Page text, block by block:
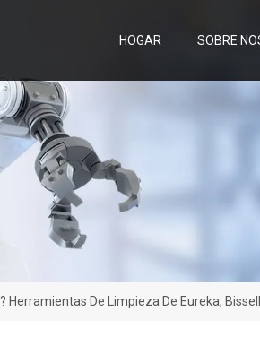
HOGAR SOBRE
Herramientas De Limpieza De Eureka,